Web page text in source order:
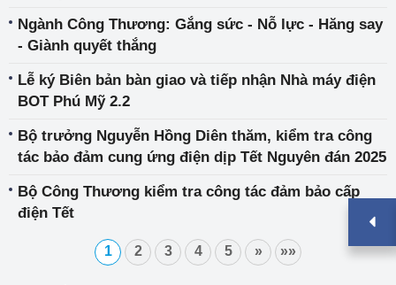
Ngành Công Thương: Gắng sức - Nỗ lực - Hăng say
- Giành quyết thắng
Lễ ký Biên bản bàn giao và tiếp nhận Nhà máy điện
BOT Phú Mỹ 2.2
Bộ trưởng Nguyễn Hồng Diên thăm, kiểm tra công
tác bảo đảm cung ứng điện dịp Tết Nguyên đán 2025
Bộ Công Thương kiểm tra công tác đảm bảo cấp
điện Tết
1 2 3 4 5 » »»